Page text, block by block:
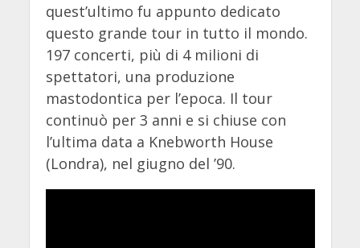
quest’ultimo fu appunto dedicato
questo grande tour in tutto il mondo.
197 concerti, più di 4 milioni di
spettatori, una produzione
mastodontica per l’epoca. Il tour
continuò per 3 anni e si chiuse con
l’ultima data a Knebworth House
(Londra), nel giugno del ’90.